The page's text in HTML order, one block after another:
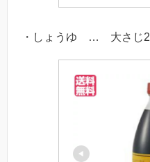
・しょうゆ … 大さじ2